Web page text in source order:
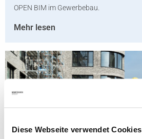
Diese Webseite verwendet Cookies
OPEN BIM im Gewerbebau.
Mehr lesen